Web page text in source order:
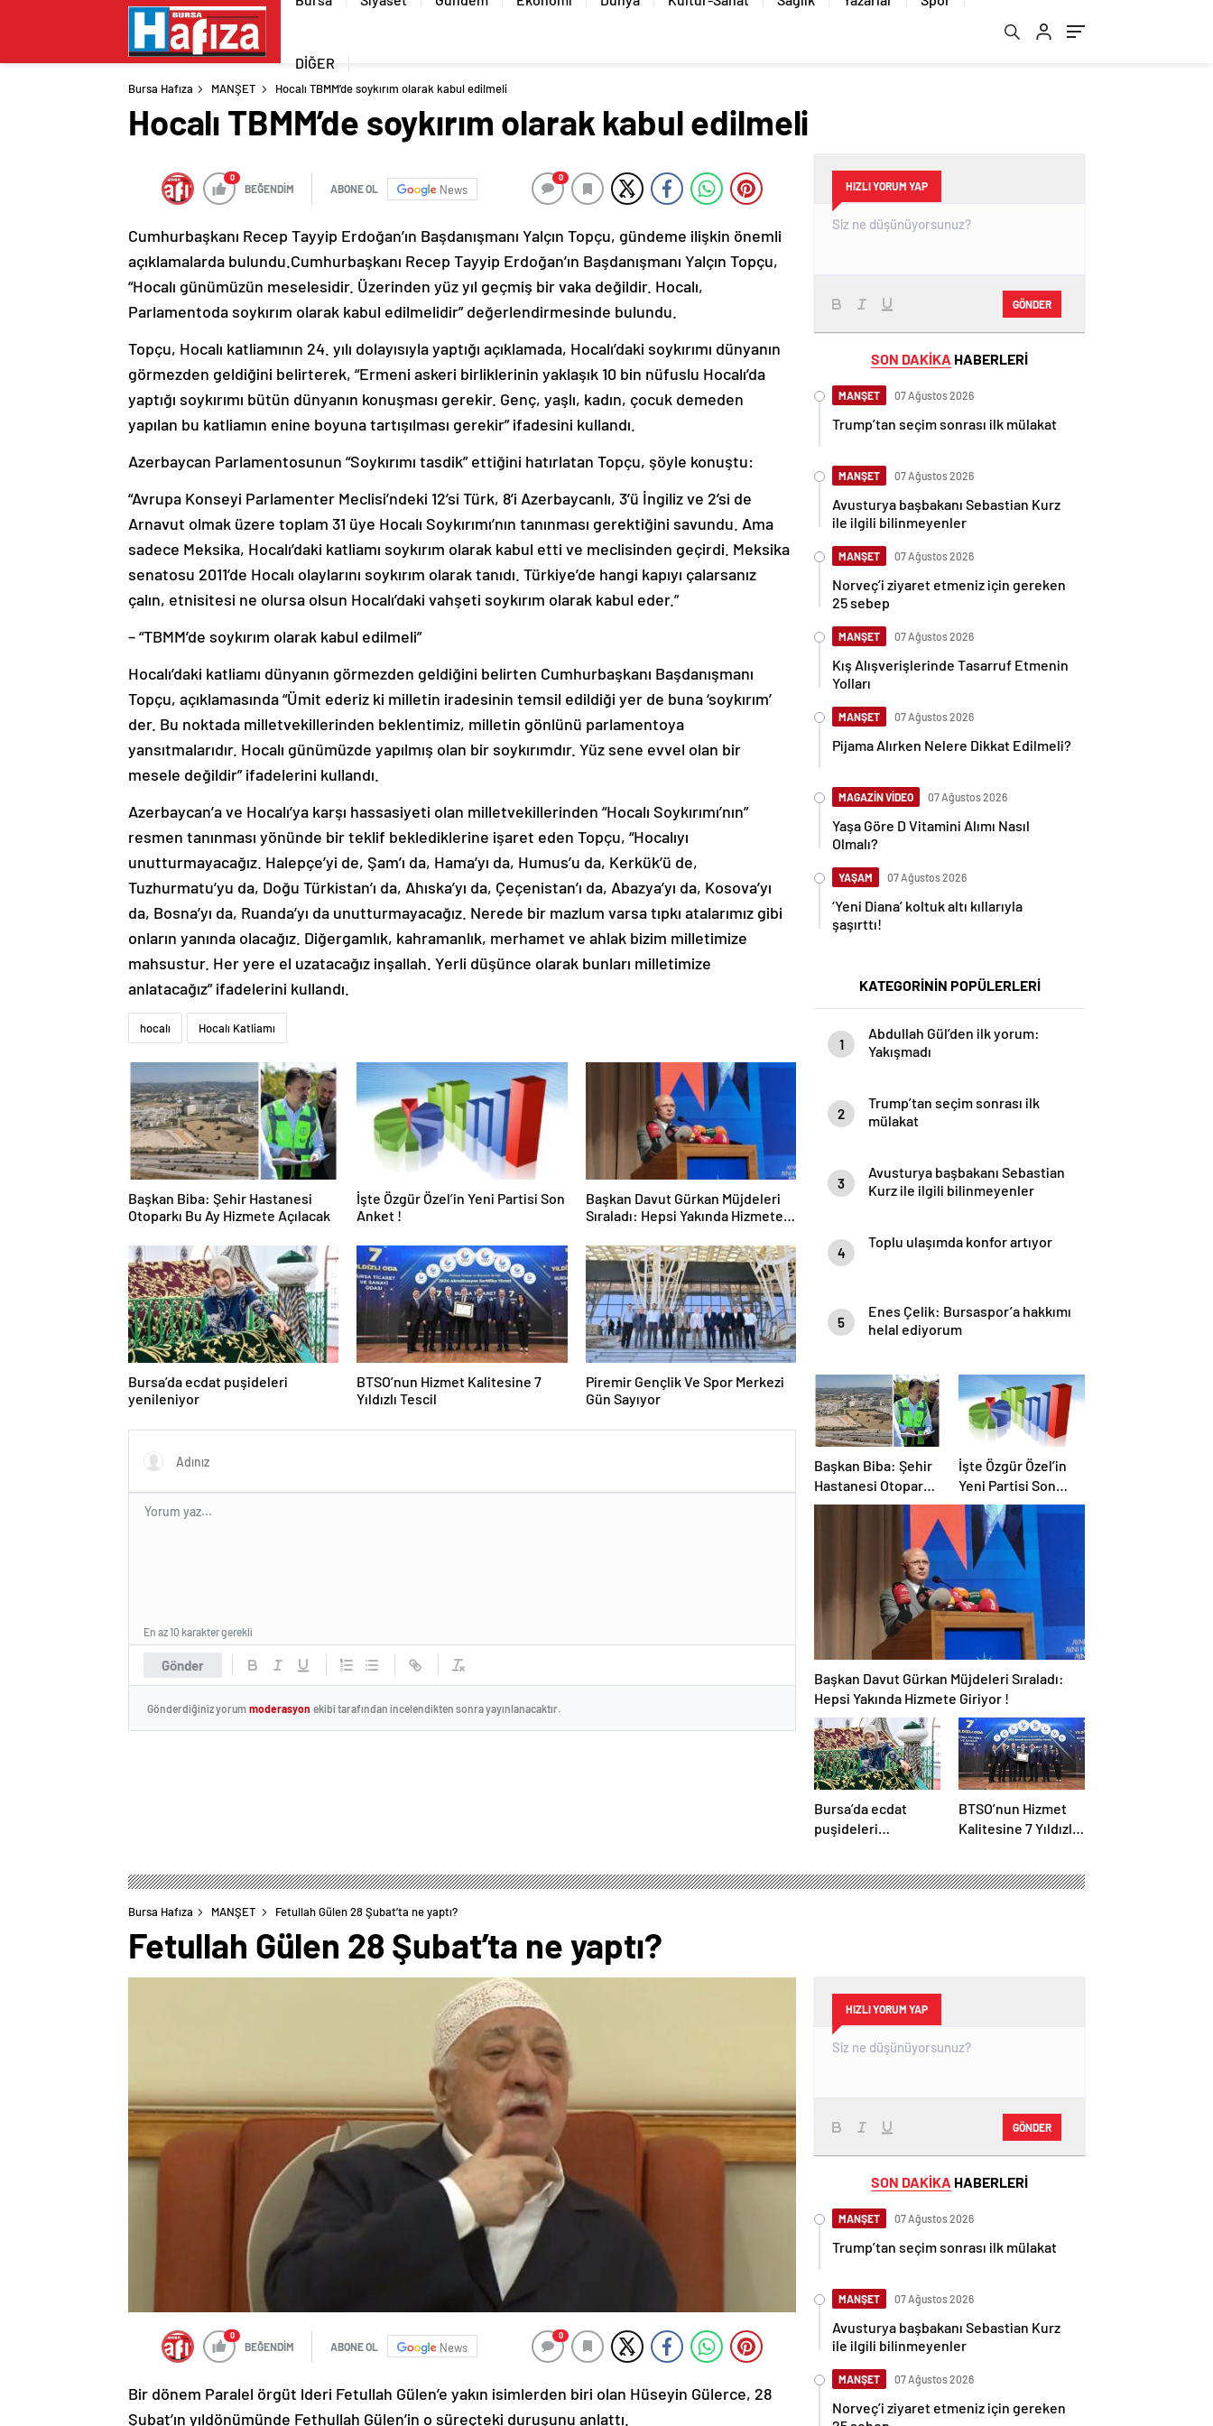
DİĞER
Bursa Hafıza MANŞET Hocalı TBMM’de soykırım olarak kabul edilmeli
Hocalı TBMM’de soykırım olarak kabul edilmeli
0
BEĞENDİM ABONE OL News
0
Cumhurbaşkanı Recep Tayyip Erdoğan’ın Başdanışmanı Yalçın Topçu, gündeme ilişkin önemli
açıklamalarda bulundu.Cumhurbaşkanı Recep Tayyip Erdoğan’ın Başdanışmanı Yalçın Topçu,
“Hocalı günümüzün meselesidir. Üzerinden yüz yıl geçmiş bir vaka değildir. Hocalı,
Parlamentoda soykırım olarak kabul edilmelidir” değerlendirmesinde bulundu.
Topçu, Hocalı katliamının 24. yılı dolayısıyla yaptığı açıklamada, Hocalı’daki soykırımı dünyanın
görmezden geldiğini belirterek, “Ermeni askeri birliklerinin yaklaşık 10 bin nüfuslu Hocalı’da
yaptığı soykırımı bütün dünyanın konuşması gerekir. Genç, yaşlı, kadın, çocuk demeden
yapılan bu katliamın enine boyuna tartışılması gerekir” ifadesini kullandı.
Azerbaycan Parlamentosunun “Soykırımı tasdik” ettiğini hatırlatan Topçu, şöyle konuştu:
“Avrupa Konseyi Parlamenter Meclisi’ndeki 12’si Türk, 8’i Azerbaycanlı, 3’ü İngiliz ve 2’si de
Arnavut olmak üzere toplam 31 üye Hocalı Soykırımı’nın tanınması gerektiğini savundu. Ama
sadece Meksika, Hocalı’daki katliamı soykırım olarak kabul etti ve meclisinden geçirdi. Meksika
senatosu 2011’de Hocalı olaylarını soykırım olarak tanıdı. Türkiye’de hangi kapıyı çalarsanız
çalın, etnisitesi ne olursa olsun Hocalı’daki vahşeti soykırım olarak kabul eder.”
– “TBMM’de soykırım olarak kabul edilmeli”
Hocalı’daki katliamı dünyanın görmezden geldiğini belirten Cumhurbaşkanı Başdanışmanı
Topçu, açıklamasında “Ümit ederiz ki milletin iradesinin temsil edildiği yer de buna ‘soykırım’
der. Bu noktada milletvekillerinden beklentimiz, milletin gönlünü parlamentoya
yansıtmalarıdır. Hocalı günümüzde yapılmış olan bir soykırımdır. Yüz sene evvel olan bir
mesele değildir” ifadelerini kullandı.
Azerbaycan’a ve Hocalı’ya karşı hassasiyeti olan milletvekillerinden “Hocalı Soykırımı’nın”
resmen tanınması yönünde bir teklif beklediklerine işaret eden Topçu, “Hocalıyı
unutturmayacağız. Halepçe’yi de, Şam’ı da, Hama’yı da, Humus’u da, Kerkük’ü de,
Tuzhurmatu’yu da, Doğu Türkistan’ı da, Ahıska’yı da, Çeçenistan’ı da, Abazya’yı da, Kosova’yı
da, Bosna’yı da, Ruanda’yı da unutturmayacağız. Nerede bir mazlum varsa tıpkı atalarımız gibi
onların yanında olacağız. Diğergamlık, kahramanlık, merhamet ve ahlak bizim milletimize
mahsustur. Her yere el uzatacağız inşallah. Yerli düşünce olarak bunları milletimize
anlatacağız” ifadelerini kullandı.
hocalı Hocalı Katliamı
Başkan Biba: Şehir Hastanesi
Otoparkı Bu Ay Hizmete Açılacak
İşte Özgür Özel’in Yeni Partisi Son
Anket !
Başkan Davut Gürkan Müjdeleri
Sıraladı: Hepsi Yakında Hizmete
Bursa’da ecdat puşideleri
yenileniyor
BTSO’nun Hizmet Kalitesine 7
Yıldızlı Tescil
Piremir Gençlik Ve Spor Merkezi
Gün Sayıyor
Gönder
En az 10 karakter gerekli
Gönderdiğiniz yorum moderasyon ekibi tarafından incelendikten sonra yayınlanacaktır.
HIZLI YORUM YAP
GÖNDER
SON DAKİKA HABERLERİ
MANŞET 07 Ağustos 2026
Trump’tan seçim sonrası ilk mülakat
MANŞET 07 Ağustos 2026
Avusturya başbakanı Sebastian Kurz
ile ilgili bilinmeyenler
MANŞET 07 Ağustos 2026
Norveç’i ziyaret etmeniz için gereken
25 sebep
MANŞET 07 Ağustos 2026
Kış Alışverişlerinde Tasarruf Etmenin
Yolları
MANŞET 07 Ağustos 2026
Pijama Alırken Nelere Dikkat Edilmeli?
MAGAZİN VİDEO 07 Ağustos 2026
Yaşa Göre D Vitamini Alımı Nasıl
Olmalı?
YAŞAM 07 Ağustos 2026
‘Yeni Diana’ koltuk altı kıllarıyla
şaşırttı!
KATEGORİNİN POPÜLERLERİ
1
Abdullah Gül’den ilk yorum:
Yakışmadı
2
Trump’tan seçim sonrası ilk
mülakat
3
Avusturya başbakanı Sebastian
Kurz ile ilgili bilinmeyenler
4
Toplu ulaşımda konfor artıyor
5
Enes Çelik: Bursaspor’a hakkımı
helal ediyorum
Başkan Biba: Şehir
Hastanesi Otoparkı
Bu Ay Hizmete
İşte Özgür Özel’in
Yeni Partisi Son
Anket !
Başkan Davut Gürkan Müjdeleri Sıraladı:
Hepsi Yakında Hizmete Giriyor !
Bursa’da ecdat
puşideleri
BTSO’nun Hizmet
Kalitesine 7 Yıldızlı
Bursa Hafıza MANŞET Fetullah Gülen 28 Şubat’ta ne yaptı?
Fetullah Gülen 28 Şubat’ta ne yaptı?
0
BEĞENDİM ABONE OL News
0
Bir dönem Paralel örgüt lderi Fetullah Gülen’e yakın isimlerden biri olan Hüseyin Gülerce, 28
Şubat’ın yıldönümünde Fethullah Gülen’in o süreçteki duruşunu anlattı.
HIZLI YORUM YAP
GÖNDER
SON DAKİKA HABERLERİ
MANŞET 07 Ağustos 2026
Trump’tan seçim sonrası ilk mülakat
MANŞET 07 Ağustos 2026
Avusturya başbakanı Sebastian Kurz
ile ilgili bilinmeyenler
MANŞET 07 Ağustos 2026
Norveç’i ziyaret etmeniz için gereken